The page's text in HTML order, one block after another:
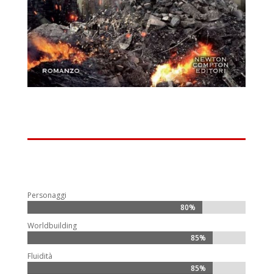
Personaggi
80%
80%
Worldbuilding
85%
85%
Fluidità
85%
85%